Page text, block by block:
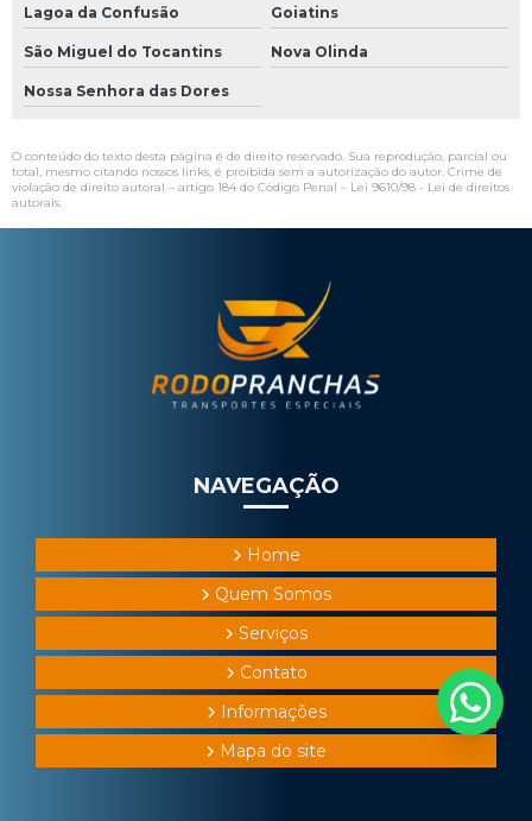
Lagoa da Confusão Goiatins
São Miguel do Tocantins Nova Olinda
Nossa Senhora das Dores
O conteúdo do texto desta página é de direito reservado. Sua reprodução, parcial ou
total, mesmo citando nossos links, é proibida sem a autorização do autor. Crime de
violação de direito autoral – artigo 184 do Código Penal – Lei 9610/98 - Lei de direitos
autorais.
NAVEGAÇÃO
Home
Quem Somos
Serviços
Contato
Informações
Mapa do site